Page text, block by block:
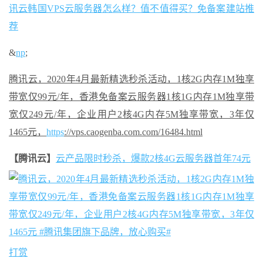
讯云韩国VPS云服务器怎么样？值不值得买？免备案建站推
荐
&np;
腾讯云，2020年4月最新精选秒杀活动，1核2G内存1M独享
带宽仅99元/年，香港免备案云服务器1核1G内存1M独享带
宽仅249元/年，企业用户2核4G内存5M独享带宽，3年仅
1465元， https://vps.caogenba.com.com/16484.html
【腾讯云】 云产品限时秒杀，爆款2核4G云服务器首年74元
打赏